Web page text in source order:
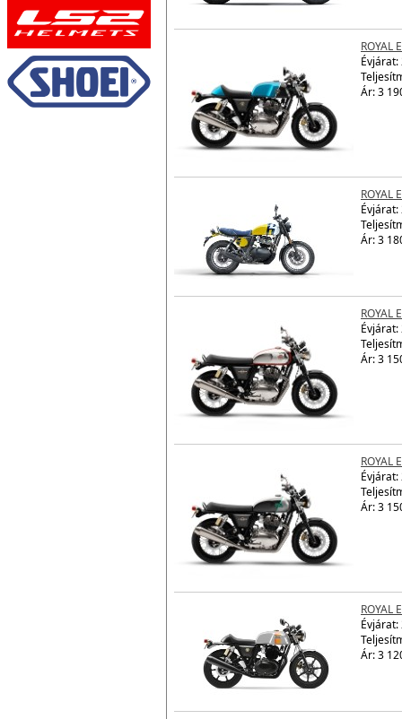
ROYAL
Évjárat:
Ár: 3
ROYAL
Évjárat:
Ár: 3
ROYAL
Évjárat:
Ár: 3
ROYAL
Évjárat:
Ár: 3
ROYAL
Évjárat:
Ár: 3